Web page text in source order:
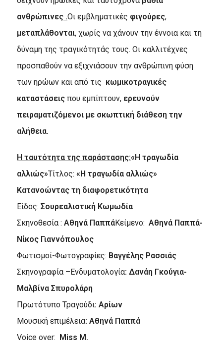
ανθρώπινες.Οι εμβληματικές φιγούρες,
μεταπλάθονται, χωρίς να χάνουν την έννοια και τη
δύναμη της τραγικότητάς τους. Οι καλλιτέχνες
προσπαθούν να εξιχνιάσουν την ανθρώπινη φύση
των ηρώων και από τις κωμικοτραγικές
καταστάσειςπου εμπίπτουν, ερευνούν
πειραματιζόμενοι με σκωπτική διάθεση την
αλήθεια.
Η ταυτότητα της παράστασης:«Η τραγωδία
αλλιώς»Τίτλος: «Η τραγωδία αλλιώς»
Κατανοώντας τη διαφορετικότητα
Είδος: Σουρεαλιστική Κωμωδία
Σκηνοθεσία : Αθηνά ΠαππάΚείμενo: Αθηνά Παππά-
Νίκος Γιαννόπουλος
Φωτισμοί-Φωτογραφίες: Βαγγέλης Ρασσιάς
Σκηνογραφία –Ενδυματολογία: Δανάη Γκούγια-
Μαλβίνα Σπυρολάρη
Πρωτότυπο Τραγούδι: Αρίων
Μουσική επιμέλεια: Αθηνά Παππά
Voice over: Miss M.